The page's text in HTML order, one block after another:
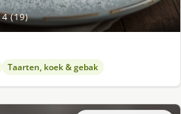
4 (19)
Taarten, koek & gebak